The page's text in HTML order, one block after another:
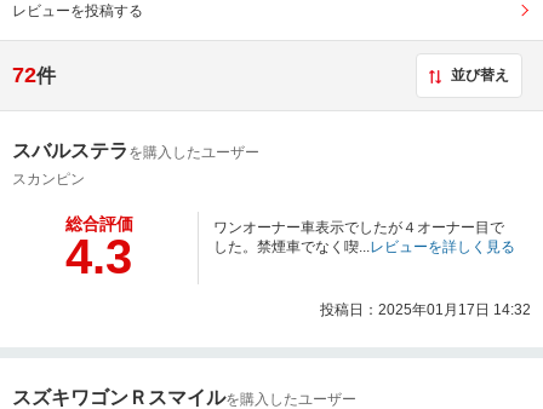
レビューを投稿する
72件 並び替え
スバルステラ を購入したユーザー
スカンピン
総合評価
4.3
ワンオーナー車表示でしたが４オーナー目で
した。禁煙車でなく喫...レビューを詳しく見る
投稿日：2025年01月17日 14:32
スズキワゴンＲスマイルを購入したユーザー